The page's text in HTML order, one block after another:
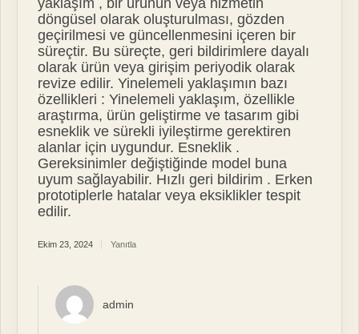
döngüsel olarak oluşturulması, gözden
geçirilmesi ve güncellenmesini içeren bir
süreçtir. Bu süreçte, geri bildirimlere dayalı
olarak ürün veya girişim periyodik olarak
revize edilir. Yinelemeli yaklaşımın bazı
özellikleri : Yinelemeli yaklaşım, özellikle
araştırma, ürün geliştirme ve tasarım gibi
esneklik ve sürekli iyileştirme gerektiren
alanlar için uygundur. Esneklik .
Gereksinimler değiştiğinde model buna
uyum sağlayabilir. Hızlı geri bildirim . Erken
prototiplerle hatalar veya eksiklikler tespit
edilir.
Ekim 23, 2024 Yanıtla
admin